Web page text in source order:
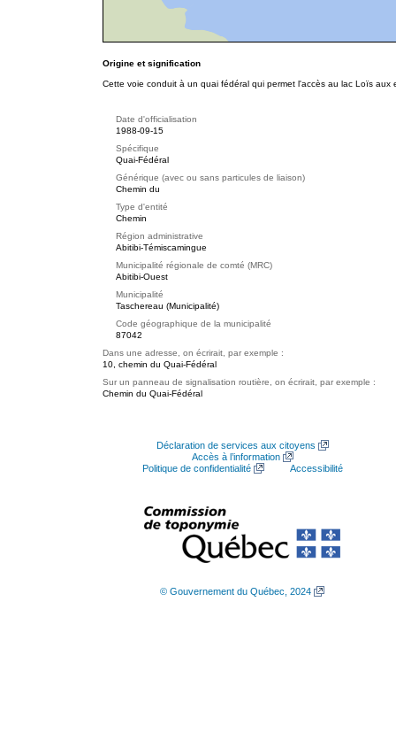
Origine et signification
Cette voie conduit à un quai fédéral qui permet l'accès au lac Loïs aux
Date d'officialisation
1988-09-15
Spécifique
Quai-Fédéral
Générique (avec ou sans particules de liaison)
Chemin du
Type d'entité
Chemin
Région administrative
Abitibi-Témiscamingue
Municipalité régionale de comté (MRC)
Abitibi-Ouest
Municipalité
Taschereau (Municipalité)
Code géographique de la municipalité
87042
Dans une adresse, on écrirait, par exemple :
10, chemin du Quai-Fédéral
Sur un panneau de signalisation routière, on écrirait, par exemple :
Chemin du Quai-Fédéral
Déclaration de services aux citoyens
Accès à l’information
Politique de confidentialité
Accessibilité
© Gouvernement du Québec, 2024